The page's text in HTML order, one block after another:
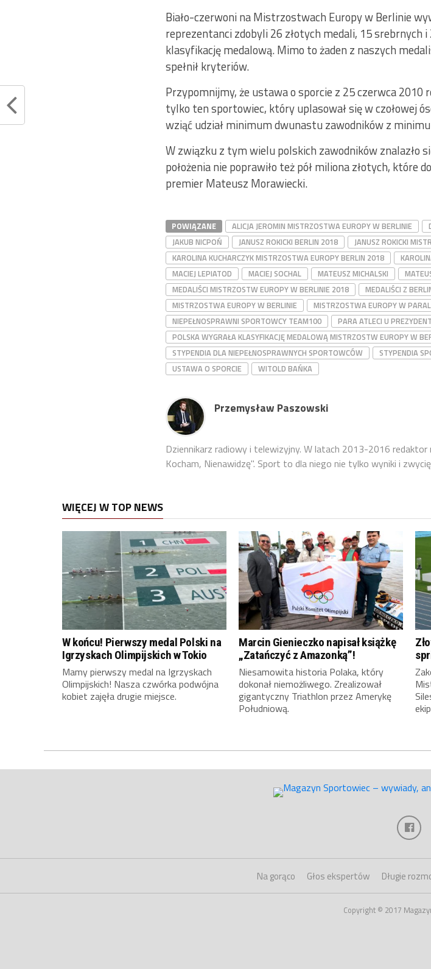
Biało-czerwoni na Mistrzostwach Europy w Berlinie
reprezentanci zdobyli 26 złotych medali, 15 srebrnych
klasyfikację medalową. Mimo to żaden z naszych
spełnił kryteriów.
Przypomnijmy, że ustawa o sporcie z 25 czerwca 2010
tylko ten sportowiec, który uplasował się w czołowej
wziąć udział minimum dwunastu zawodników z
W związku z tym wielu polskich zawodników znalazło
położenia nie poprawiło też pół miliona złotych, które
premier Mateusz Morawiecki.
POWIĄZANE ALICJA JEROMIN MISTRZOSTWA EUROPY W BERLINIE
JAKUB NICPOŃ
JANUSZ ROKICKI BERLIN 2018
JANUSZ ROKICKI
KAROLINA KUCHARCZYK MISTRZOSTWA EUROPY BERLIN 2018
MACIEJ LEPIATOD
MACIEJ SOCHAL MATEUSZ MICHALSKI
MEDALIŚCI MISTRZOSTW EUROPY W BERLINIE 2018
MEDALIŚCI Z
MISTRZOSTWA EUROPY W BERLINIE
MISTRZOSTWA EUROPY W
NIEPEŁNOSPRAWNI SPORTOWCY TEAM100
PARA ATLECI U
POLSKA WYGRAŁA KLASYFIKACJĘ MEDALOWĄ MISTRZOSTW EUROPY W
STYPENDIA DLA NIEPEŁNOSPRAWNYCH SPORTOWCÓW
STYPENDIA
USTAWA O SPORCIE
WITOLD BAŃKA
Przemysław Paszowski
Dziennikarz radiowy i telewizyjny. W latach 2013-2016
Kocham, Nienawidzę". Sport to dla niego nie tylko wyniki i
WIĘCEJ W TOP NEWS
W końcu! Pierwszy medal Polski na
Igrzyskach Olimpijskich w Tokio
Mamy pierwszy medal na Igrzyskach
Olimpijskich! Nasza czwórka podwójna
kobiet zajęła drugie miejsce.
Marcin Gienieczko napisał książkę
„Zatańczyć z Amazonką”!
Niesamowita historia Polaka, który
dokonał niemożliwego. Zrealizował
gigantyczny Triathlon przez Amerykę
Południową.
Na gorąco Głos ekspertów Długie
Copyright © 2017